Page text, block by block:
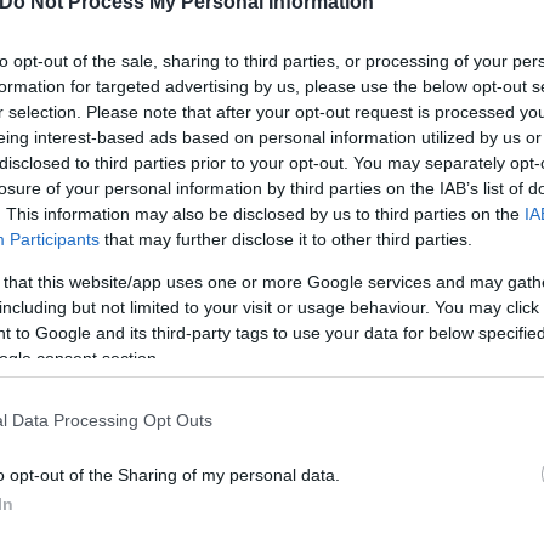
opt-out of the sale, sharing to third parties, or processing of your
for targeted advertising by us, please use the below opt-out
selection. Please note that after your opt-out request is processed
interest-based ads based on personal information utilized by us
to third parties prior to your opt-out. You may separately
of your personal information by third parties on the IAB’s list of
This information may also be disclosed by us to third parties on the
Participants that may further disclose it to other third parties.
that this website/app uses one or more Google services and may
but not limited to your visit or usage behaviour. You may
to Google and its third-party tags to use your data for below
consent section.
Data Processing Opt Outs
opt-out of the Sharing of my personal data.
από αμέλεια σε Αργολίδα, Καβάλα και Κορινθία
σήμερα – Ποιες περιοχές βρίσκονται σε
Κουφάλια Θεσσαλονίκης - Ήχησε το 112
Μεγάλη επιχείρηση για τον περιορισμό της
στη Νέα Καλλικράτεια - 112 για
- Συνεχίζεται η μάχη σε Κουφάλια
ανέμους και βροχές – Πτώσεις δέντρων και